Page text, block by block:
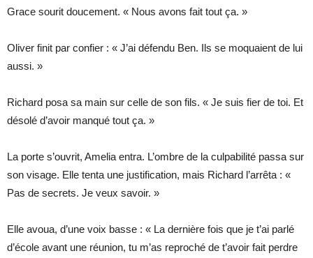
Grace sourit doucement. « Nous avons fait tout ça. »
Oliver finit par confier : « J’ai défendu Ben. Ils se moquaient de lui
aussi. »
Richard posa sa main sur celle de son fils. « Je suis fier de toi. Et
désolé d’avoir manqué tout ça. »
La porte s’ouvrit, Amelia entra. L’ombre de la culpabilité passa sur
son visage. Elle tenta une justification, mais Richard l’arrêta : «
Pas de secrets. Je veux savoir. »
Elle avoua, d’une voix basse : « La dernière fois que je t’ai parlé
d’école avant une réunion, tu m’as reproché de t’avoir fait perdre